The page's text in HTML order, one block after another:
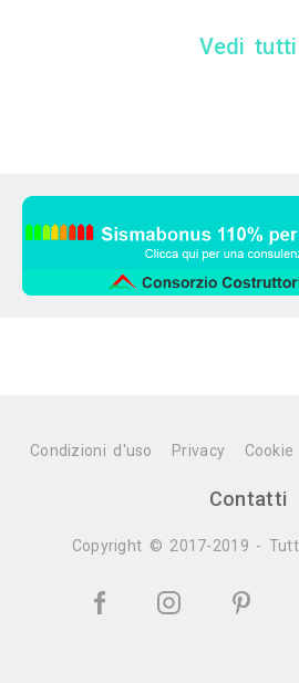
Vedi tutti
Condizioni d'uso Privacy Cookie
Contatti
Copyright © 2017-2019 -